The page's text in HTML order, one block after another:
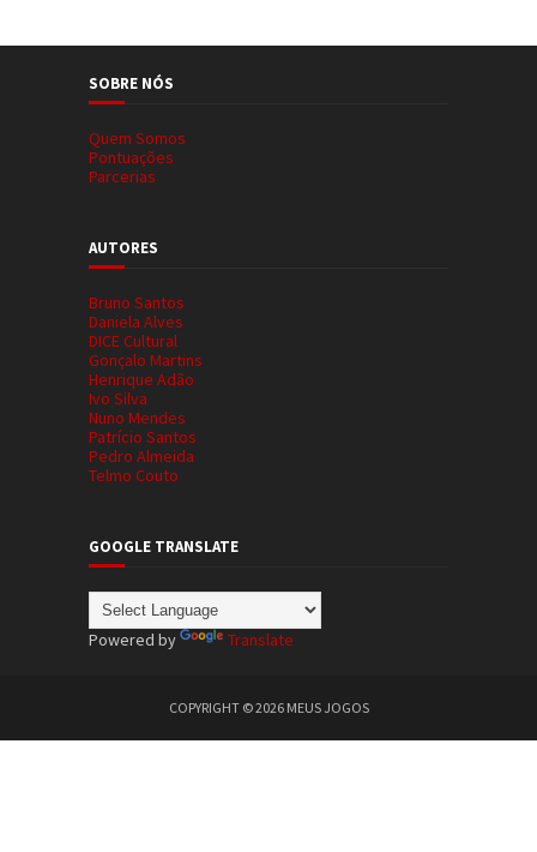
SOBRE NÓS
Quem Somos
Pontuações
Parcerias
AUTORES
Bruno Santos
Daniela Alves
DICE Cultural
Gonçalo Martins
Henrique Adão
Ivo Silva
Nuno Mendes
Patrício Santos
Pedro Almeida
Telmo Couto
GOOGLE TRANSLATE
Powered by Translate
COPYRIGHT ©2026 MEUS JOGOS